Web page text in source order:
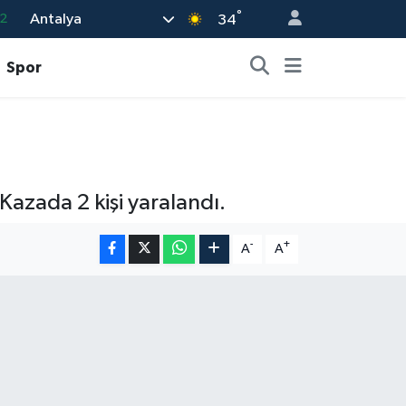
Antalya 34°
Spor
2 kişi yaralandı.
A- A+